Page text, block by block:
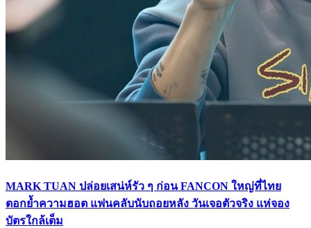
MARK TUAN ปล่อยเสน่ห์รัว ๆ ก่อน FANCON ใหญ่ที่ไทย
ตอกย้ำความฮอต แฟนคลับนับถอยหลัง วันเจอตัวจริง แห่จอง
บัตรใกล้เต็ม